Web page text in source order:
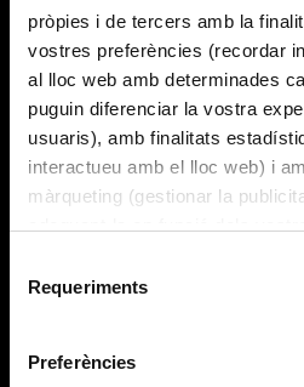
pròpies i de tercers amb la
vostres preferències (recordar
al lloc web amb determinades
puguin diferenciar la vostra
usuaris), amb finalitats
interactueu amb el lloc web) i
màrqueting (gestionar la
consultar laPolítica de galetes
Requeriments
Preferències